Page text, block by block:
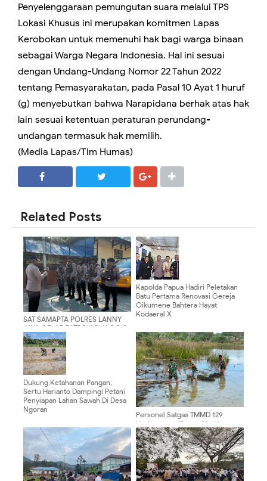
Penyelenggaraan pemungutan suara melalui TPS
Lokasi Khusus ini merupakan komitmen Lapas
Kerobokan untuk memenuhi hak bagi warga binaan
sebagai Warga Negara Indonesia. Hal ini sesuai
dengan Undang-Undang Nomor 22 Tahun 2022
tentang Pemasyarakatan, pada Pasal 10 Ayat 1 huruf
(g) menyebutkan bahwa Narapidana berhak atas hak
lain sesuai ketentuan peraturan perundang-
undangan termasuk hak memilih.
(Media Lapas/Tim Humas)
Related Posts
SAT SAMAPTA POLRES LANNY
JAYA GELAR PATROLI DIALOGIS,
CIPTAKAN KAMTIBMAS AMAN DI
KOTA TIOM
Kapolda Papua Hadiri Peletakan
Batu Pertama Renovasi Gereja
Oikumene Bahtera Hayat
Kodaeral X
Dukung Ketahanan Pangan,
Sertu Harianto Dampingi Petani
Penyiapan Lahan Sawah Di Desa
Ngoran
Personel Satgas TMMD 129
Kodim 0904/Paser Ciptakan
Lingkungan Bersih